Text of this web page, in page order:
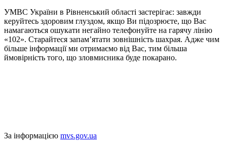
УМВС України в Рівненський області застерігає: завжди
керуйтесь здоровим глуздом, якщо Ви підозрюєте, що Вас
намагаються ошукати негайно телефонуйте на гарячу лінію
«102». Старайтеся запам’ятати зовнішність шахрая. Адже чим
більше інформації ми отримаємо від Вас, тим більша
ймовірність того, що зловмисника буде покарано.
За інформацією mvs.gov.ua